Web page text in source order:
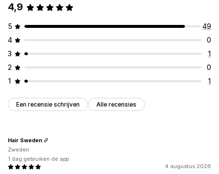
4,9
5
49
4
0
3
1
2
0
1
1
Een recensie schrijven Alle recensies
4 augustus 2026
Hair Sweden
Zweden
1 dag gebruiken de app